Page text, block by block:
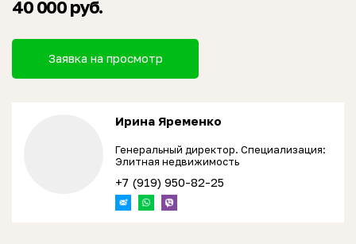
40 000 руб.
Заявка на просмотр
Ирина Яременко
Генеральный директор. Специализация:
Элитная недвижимость
+7 (919) 950-82-25